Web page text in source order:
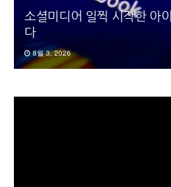
소셜미디어 일찍 시작한 아
다
8월 3, 2026